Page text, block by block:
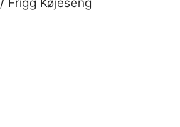
/ Frigg Køjeseng